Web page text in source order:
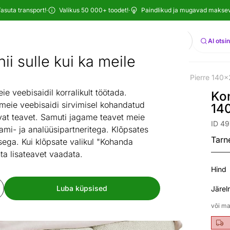
sulle kui ka meile
veebisaidil korralikult töötada.
veebisaidi sirvimisel kohandatud
teavet. Samuti jagame teavet meie
ja analüüsipartneritega. Klõpsates
Kui klõpsate valikul "Kohanda
lisateavet vaadata.
Luba küpsised
transport!· Valikus 50 000+ toodet!· Paindlikud ja mugavad
Otsi AI
Kontinentaalvoodi Pierre
ID
Hind
või